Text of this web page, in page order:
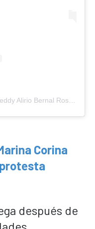
Corina
después de